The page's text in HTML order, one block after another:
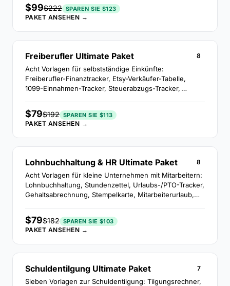
$99$222 SPAREN SIE $123
PAKET ANSEHEN →
Freiberufler Ultimate Paket 8
Acht Vorlagen für selbstständige Einkünfte:
Freiberufler-Finanztracker, Etsy-Verkäufer-Tabelle,
1099-Einnahmen-Tracker, Steuerabzugs-Tracker,
Kilometerprotokoll und Spesenabrechnungen.
$79$192 SPAREN SIE $113
PAKET ANSEHEN →
Lohnbuchhaltung & HR Ultimate Paket 8
Acht Vorlagen für kleine Unternehmen mit Mitarbeitern:
Lohnbuchhaltung, Stundenzettel, Urlaubs-/PTO-Tracker,
Gehaltsabrechnung, Stempelkarte, Mitarbeiterurlaub,
$79$182 SPAREN SIE $103
PAKET ANSEHEN →
Schuldentilgung Ultimate Paket 7
Sieben Vorlagen zur Schuldentilgung: Tilgungsrechner,